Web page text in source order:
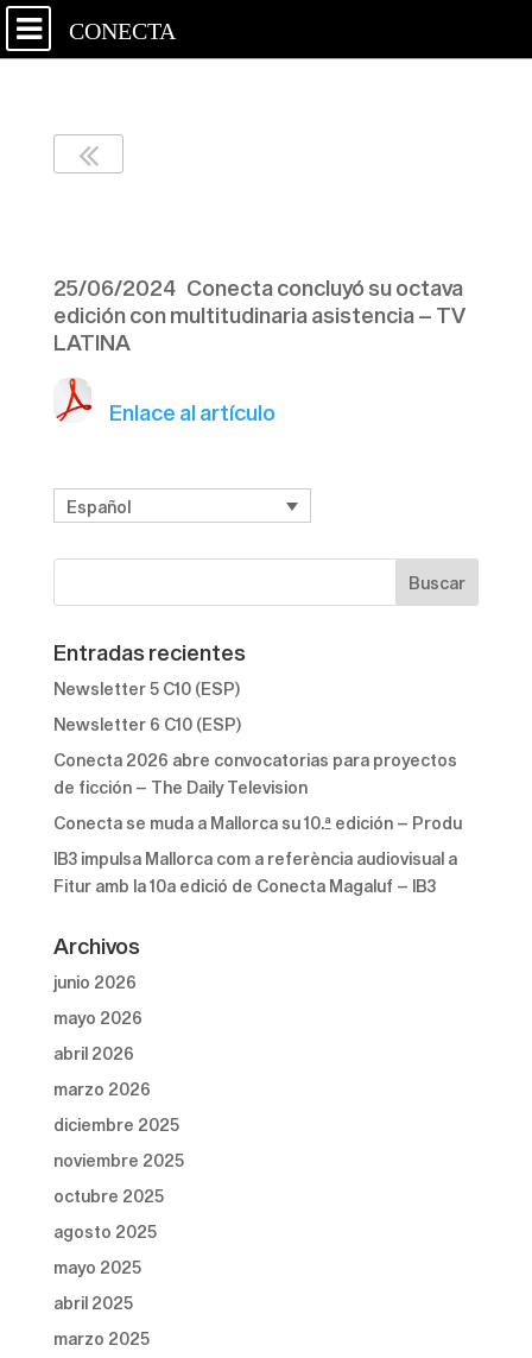
CONECTA
25/06/2024 Conecta concluyó su octava
edición con multitudinaria asistencia – TV
LATINA
Enlace al artículo
Español
Entradas recientes
Newsletter 5 C10 (ESP)
Newsletter 6 C10 (ESP)
Conecta 2026 abre convocatorias para proyectos
de ficción – The Daily Television
Conecta se muda a Mallorca su 10.ª edición – Produ
IB3 impulsa Mallorca com a referència audiovisual a
Fitur amb la 10a edició de Conecta Magaluf – IB3
Archivos
junio 2026
mayo 2026
abril 2026
marzo 2026
diciembre 2025
noviembre 2025
octubre 2025
agosto 2025
mayo 2025
abril 2025
marzo 2025